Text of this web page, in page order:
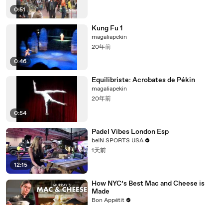
0:51
0:46
Kung Fu 1
magaliapekin
20年前
0:54
Equilibriste: Acrobates de Pékin
magaliapekin
20年前
12:15
Padel Vibes London Esp
beIN SPORTS USA
1天前
How NYC’s Best Mac and Cheese is
Made
Bon Appétit